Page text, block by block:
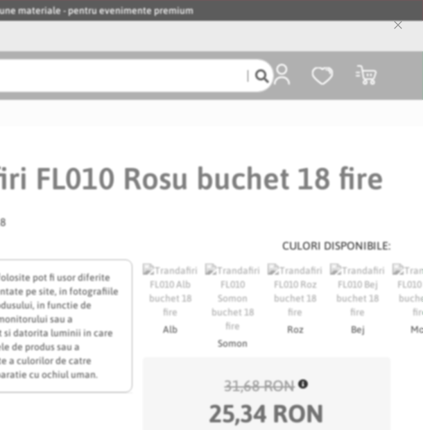
materiale - pentru evenimente premium
Coșul meu
FL010 Rosu buchet 18 fire
pot fi usor diferite
pe site, in fotografiile
in functie de
sau a
si datorita luminii in care
de produs sau a
a culorilor de catre
cu ochiul uman.
CULORI DISPONIBILE:
Alb
Somon
Roz Bej
31,68 RON
25,34 RON